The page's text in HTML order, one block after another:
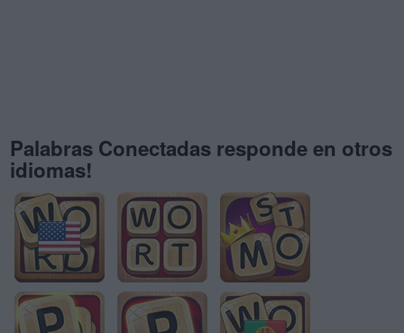
Palabras Conectadas responde en otros
idiomas!